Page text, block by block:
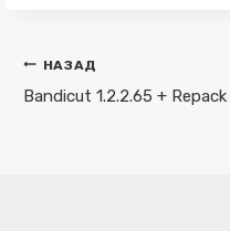
Навигация
по
НАЗАД
Bandicut 1.2.2.65 + Repack